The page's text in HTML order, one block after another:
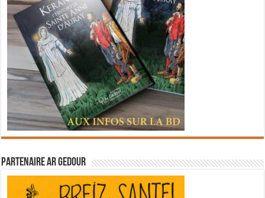
Partenaire Ar Gedour